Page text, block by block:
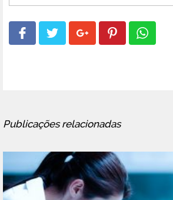
Publicações relacionadas